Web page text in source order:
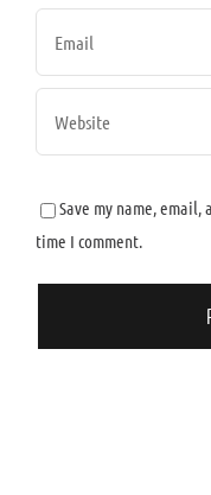
Save my name,
time I comment.